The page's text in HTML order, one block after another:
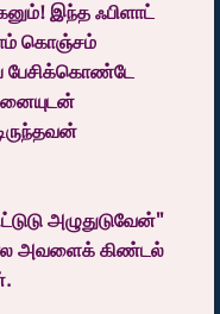
இந்த ஃபிளாட்
கொஞ்சம்
பேசிக்கொண்டே
அவளைக் கிண்டல்